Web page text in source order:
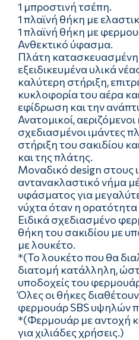
1 μπροστινή τσέπη.
1 πλαϊνή θήκη με
1 πλαϊνή θήκη με
Ανθεκτικό ύφασμα.
Πλάτη κατασκευασμένη
εξειδικευμένα υλικά
καλύτερη στήριξη,
κυκλοφορία του αέρα
εφίδρωση και την
Ανατομικοί,
σχεδιασμένοι ιμάντες
στήριξη του σακιδίου
και της πλάτης.
Μοναδικό design στους
αντανακλαστικό νήμα
υφάσματος για
νύχτα όταν η ορατότητα
Ειδικά σχεδιασμένο
θήκη του σακιδίου με
με λουκέτο.
*(Το λουκέτο που θα
διατομή κατάλληλη,
υποδοχείς του
Όλες οι θήκες
φερμουάρ SBS υψηλών
*(Φερμουάρ με αντοχή
για χιλιάδες χρήσεις.)